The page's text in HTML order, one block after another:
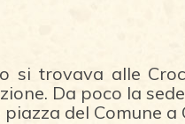
si trovava alle
Da poco la
del Comune a